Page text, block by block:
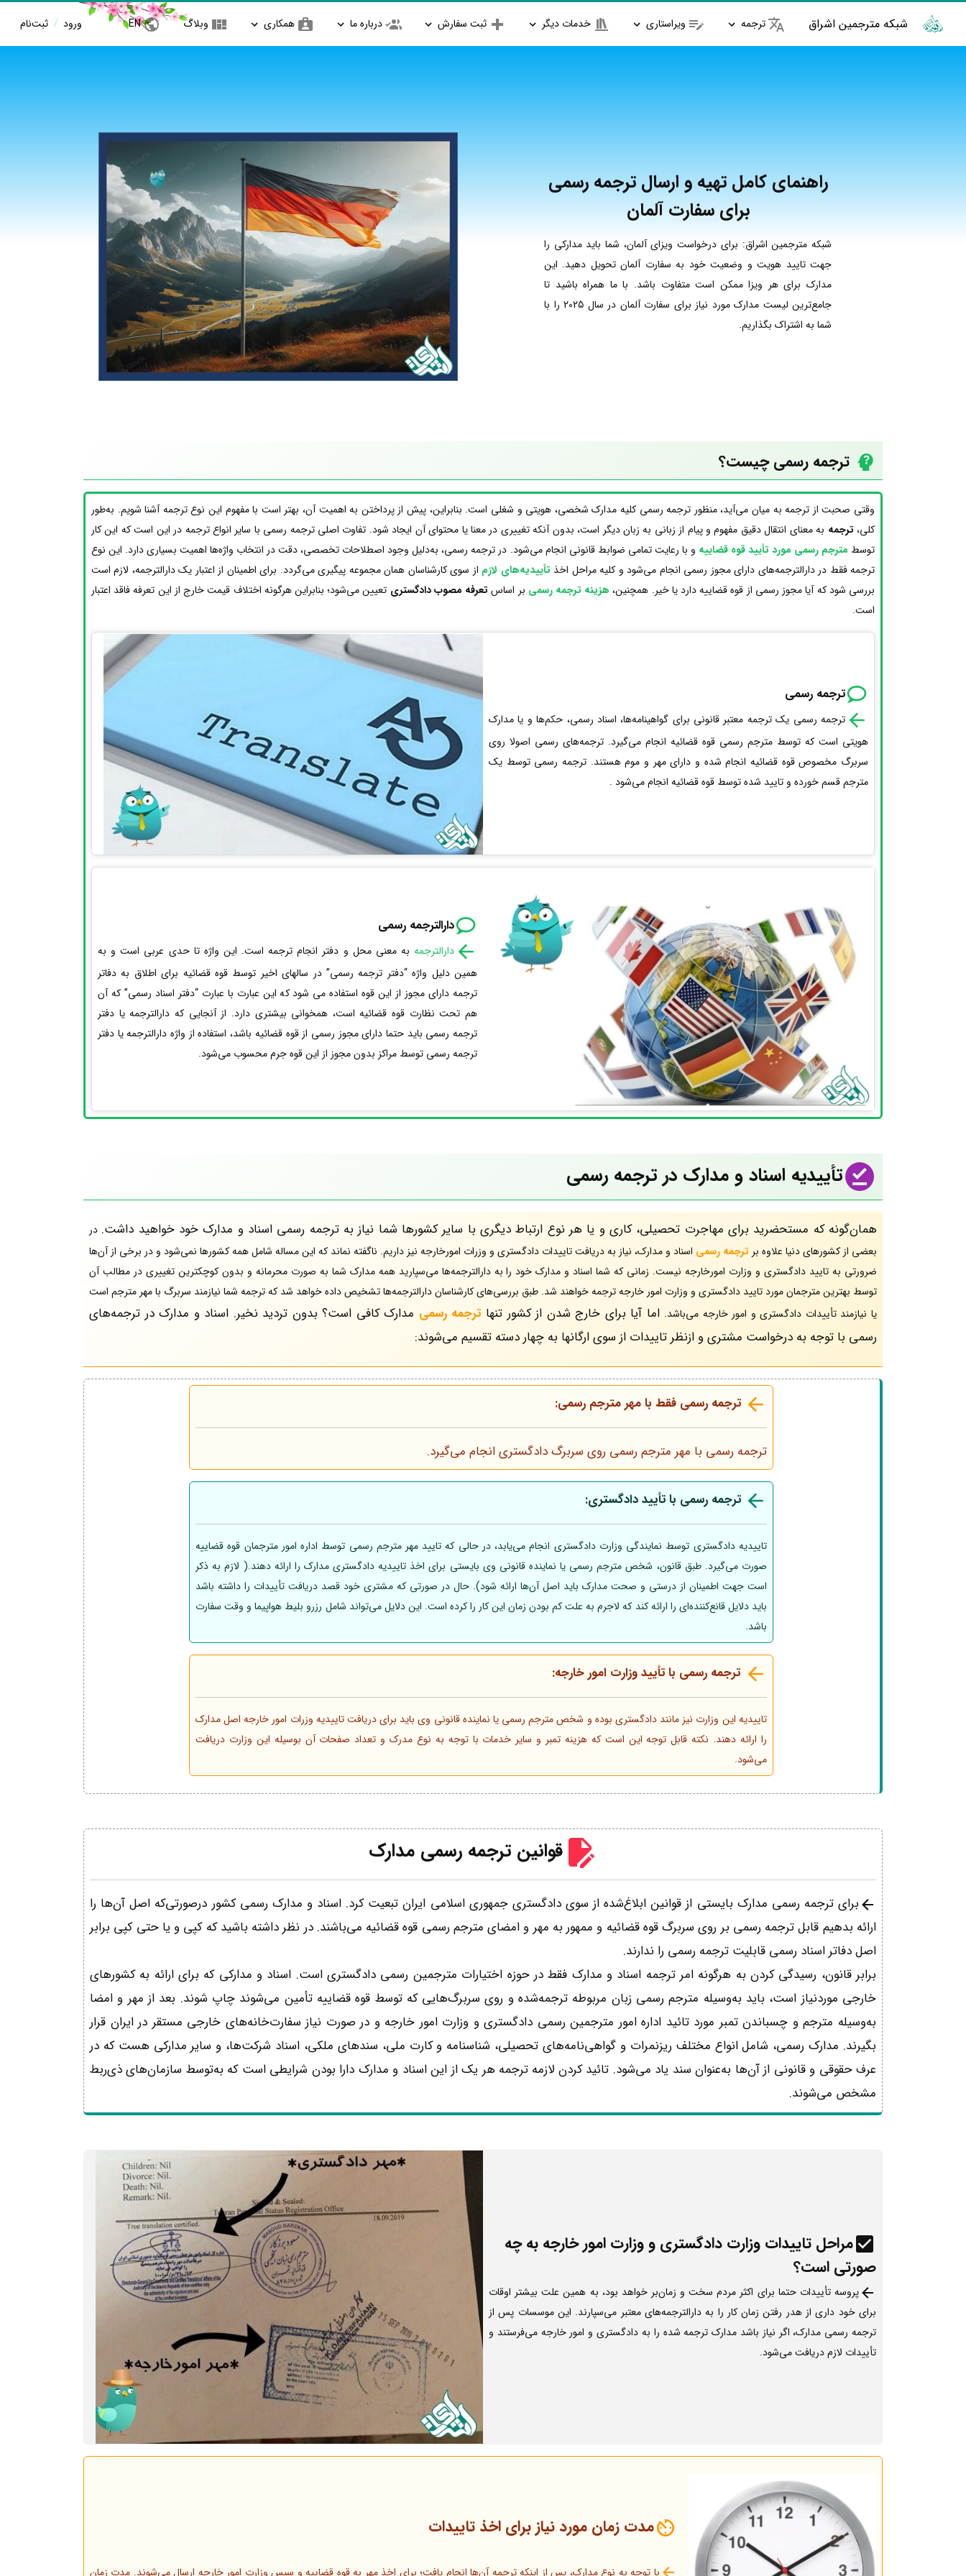
شبکه مترجمین اشراق ترجمه ویراستاری خدمات دیگر ثبت سفارش درباره ما همکاری وبلاگ EN ورود / ثبت‌نام
راهنمای کامل تهیه و ارسال ترجمه رسمی
برای سفارت آلمان
شبکه مترجمین اشراق: برای درخواست ویزای آلمان، شما باید مدارکی را
جهت تایید هویت و وضعیت خود به سفارت آلمان تحویل دهید. این
مدارک برای هر ویزا ممکن است متفاوت باشد. با ما همراه باشید تا
جامع‌ترین لیست مدارک مورد نیاز برای سفارت آلمان در سال 2025 را با
شما به اشتراک بگذاریم.
ترجمه رسمی چیست؟
وقتی صحبت از ترجمه به میان می‌آید، منظور ترجمه رسمی کلیه مدارک شخصی، هویتی و شغلی است. بنابراین، پیش از پرداختن به اهمیت آن، بهتر است با مفهوم این نوع ترجمه آشنا شویم. به‌طور
کلی، ترجمه به معنای انتقال دقیق مفهوم و پیام از زبانی به زبان دیگر است، بدون آنکه تغییری در معنا یا محتوای آن ایجاد شود. تفاوت اصلی ترجمه رسمی با سایر انواع ترجمه در این است که این کار
توسط مترجم رسمی مورد تأیید قوه قضاییه و با رعایت تمامی ضوابط قانونی انجام می‌شود. در ترجمه رسمی، به‌دلیل وجود اصطلاحات تخصصی، دقت در انتخاب واژه‌ها اهمیت بسیاری دارد. این نوع
ترجمه فقط در دارالترجمه‌های دارای مجوز رسمی انجام می‌شود و کلیه مراحل اخذ تأییدیه‌های لازم از سوی کارشناسان همان مجموعه پیگیری می‌گردد. برای اطمینان از اعتبار یک دارالترجمه، لازم است
بررسی شود که آیا مجوز رسمی از قوه قضاییه دارد یا خیر. همچنین، هزینه ترجمه رسمی بر اساس تعرفه مصوب دادگستری تعیین می‌شود؛ بنابراین هرگونه اختلاف قیمت خارج از این تعرفه فاقد اعتبار
است.
ترجمه رسمی
ترجمه رسمی یک ترجمه معتبر قانونی برای گواهینامه‌ها، اسناد رسمی، حکم‌ها و یا مدارک
هویتی است که توسط مترجم رسمی قوه قضائیه انجام می‌گیرد. ترجمه‌های رسمی اصولا روی
سربرگ مخصوص قوه قضائیه انجام شده و دارای مهر و موم هستند. ترجمه رسمی توسط یک
مترجم قسم خورده و تایید شده توسط قوه قضائیه انجام می‌شود .
دارالترجمه رسمی
دارالترجمه به معنی محل و دفتر انجام ترجمه است. این واژه تا حدی عربی است و به
همین دلیل واژه “دفتر ترجمه رسمی” در سالهای اخیر توسط قوه قضائیه برای اطلاق به دفاتر
ترجمه دارای مجوز از این قوه استفاده می شود که این عبارت با عبارت “دفتر اسناد رسمی” که آن
هم تحت نظارت قوه قضائیه است، همخوانی بیشتری دارد. از آنجایی که دارالترجمه یا دفتر
ترجمه رسمی باید حتما دارای مجوز رسمی از قوه قضائیه باشد، استفاده از واژه دارالترجمه یا دفتر
ترجمه رسمی توسط مراکز بدون مجوز از این قوه جرم محسوب می‌شود.
تأییدیه اسناد و مدارک در ترجمه رسمی
همان‌گونه که مستحضرید برای مهاجرت تحصیلی، کاری و یا هر نوع ارتباط دیگری با سایر کشورها شما نیاز به ترجمه رسمی اسناد و مدارک خود خواهید داشت. در
بعضی از کشورهای دنیا علاوه بر ترجمه رسمی اسناد و مدارک، نیاز به دریافت تاییدات دادگستری و وزرات امورخارجه نیز داریم. ناگفته نماند که این مساله شامل همه کشورها نمی‌شود و در برخی از آن‌ها
ضرورتی به تایید دادگستری و وزارت امورخارجه نیست. زمانی که شما اسناد و مدارک خود را به دارالترجمه‌ها می‌سپارید همه مدارک شما به صورت محرمانه و بدون کوچکترین تغییری در مطالب آن
توسط بهترین مترجمان مورد تایید دادگستری و وزارت امور خارجه ترجمه خواهند شد. طبق بررسی‌های کارشناسان دارالترجمه‌ها تشخیص داده خواهد شد که ترجمه شما نیازمند سربرگ با مهر مترجم است
یا نیازمند تأییدات دادگستری و امور خارجه می‌باشد. اما آیا برای خارج شدن از کشور تنها ترجمه رسمی مدارک کافی است؟ بدون تردید نخیر. اسناد و مدارک در ترجمه‌های
رسمی با توجه به درخواست مشتری و ازنظر تاییدات از سوی ارگانها به چهار دسته تقسیم می‌شوند:
ترجمه رسمی فقط با مهر مترجم رسمی:
ترجمه رسمی با مهر مترجم رسمی روی سربرگ دادگستری انجام می‌گیرد.
ترجمه رسمی با تأیید دادگستری:
تاییدیه دادگستری توسط نمایندگی وزارت دادگستری انجام می‌یابد، در حالی که تایید مهر مترجم رسمی توسط اداره امور مترجمان قوه قضاییه
صورت می‌گیرد. طبق قانون، شخص مترجم رسمی یا نماینده قانونی وی بایستی برای اخذ تاییدیه دادگستری مدارک را ارائه دهند.( لازم به ذکر
است جهت اطمینان از درستی و صحت مدارک باید اصل آن‌ها ارائه شود). حال در صورتی که مشتری خود قصد دریافت تأییدات را داشته باشد
باید دلایل قانع‌کننده‌ای را ارائه کند که لاجرم به علت کم بودن زمان این کار را کرده است. این دلایل می‌تواند شامل رزرو بلیط هواپیما و وقت سفارت
باشد.
ترجمه رسمی با تأیید وزارت امور خارجه:
تاییدیه این وزارت نیز مانند دادگستری بوده و شخص مترجم رسمی یا نماینده قانونی وی باید برای دریافت تاییدیه وزرات امور خارجه اصل مدارک
را ارائه دهند. نکته قابل توجه این است که هزینه تمبر و سایر خدمات با توجه به نوع مدرک و تعداد صفحات آن بوسیله این وزارت دریافت
می‌شود.
قوانین ترجمه رسمی مدارک
برای ترجمه رسمی مدارک بایستی از قوانین ابلاغ‌شده از سوی دادگستری جمهوری اسلامی ایران تبعیت کرد. اسناد و مدارک رسمی کشور درصورتی‌که اصل آن‌ها را
ارائه بدهیم قابل ترجمه رسمی بر روی سربرگ قوه قضائیه و ممهور به مهر و امضای مترجم رسمی قوه قضائیه می‌باشند. در نظر داشته باشید که کپی و یا حتی کپی برابر
اصل دفاتر اسناد رسمی قابلیت ترجمه رسمی را ندارند.
برابر قانون، رسیدگی کردن به هرگونه امر ترجمه اسناد و مدارک فقط در حوزه اختیارات مترجمین رسمی دادگستری است. اسناد و مدارکی که برای ارائه به کشورهای
خارجی موردنیاز است، باید به‌وسیله مترجم رسمی زبان مربوطه ترجمه‌شده و روی سربرگ‌هایی که توسط قوه قضاییه تأمین می‌شوند چاپ شوند. بعد از مهر و امضا
به‌وسیله مترجم و چسباندن تمبر مورد تائید اداره امور مترجمین رسمی دادگستری و وزارت امور خارجه و در صورت نیاز سفارت‌خانه‌های خارجی مستقر در ایران قرار
بگیرند. مدارک رسمی، شامل انواع مختلف ریزنمرات و گواهی‌نامه‌های تحصیلی، شناسنامه و کارت ملی، سندهای ملکی، اسناد شرکت‌ها، و سایر مدارکی هست که در
عرف حقوقی و قانونی از آن‌ها به‌عنوان سند یاد می‌شود. تائید کردن لازمه ترجمه هر یک از این اسناد و مدارک دارا بودن شرایطی است که به‌توسط سازمان‌های ذی‌ربط
مشخص می‌شوند.
مراحل تاییدات وزارت دادگستری و وزارت امور خارجه به چه
صورتی است؟
پروسه تأییدات حتما برای اکثر مردم سخت و زمان‌بر خواهد بود، به همین علت بیشتر اوقات
برای خود داری از هدر رفتن زمان کار را به دارالترجمه‌های معتبر می‌سپارند. این موسسات پس از
ترجمه رسمی مدارک، اگر نیاز باشد مدارک ترجمه شده را به دادگستری و امور خارجه می‌فرستند و
تأییدات لازم دریافت می‌شود.
مدت زمان مورد نیاز برای اخذ تاییدات
با توجه به نوع مدارک، پس از اینکه ترجمه آن‌ها انجام یافت؛ برای اخذ مهر به قوه قضاییه و سپس وزارت امور خارجه ارسال می‌شوند. مدت زمان